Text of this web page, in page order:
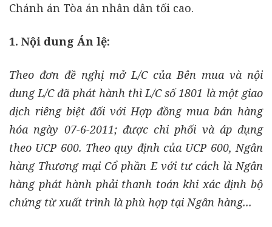
Chánh án Tòa án nhân dân tối cao.
1. Nội dung Án lệ:
Theo đơn đề nghị mở L/C của Bên mua và nội
dung L/C đã phát hành thì L/C số 1801 là một giao
dịch riêng biệt đối với Hợp đồng mua bán hàng
hóa ngày 07-6-2011; được chi phối và áp dụng
theo UCP 600. Theo quy định của UCP 600, Ngân
hàng Thương mại Cổ phần E với tư cách là Ngân
hàng phát hành phải thanh toán khi xác định bộ
chứng từ xuất trình là phù hợp tại Ngân hàng...